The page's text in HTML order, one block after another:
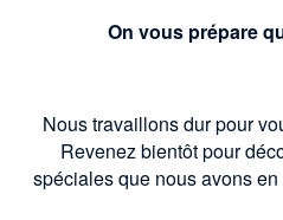
On vous prépare
Nous travaillons dur pour
Revenez bientôt pour
spéciales que nous avons